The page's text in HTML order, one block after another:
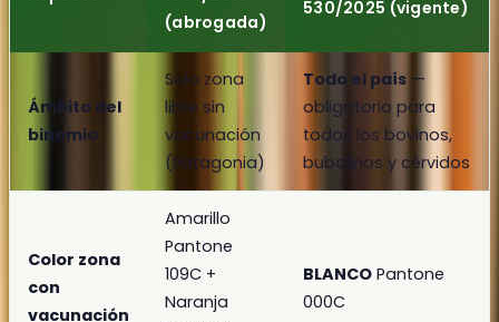
(abrogada)
530/2025 (vigente)
Ámbito del
binomio
Solo zona
libre sin
vacunación
(Patagonia)
Todo el país —
obligatorio para
todos los bovinos,
bubalinos y cérvidos
Color zona
con
vacunación
Amarillo
Pantone
109C +
Naranja
BLANCO Pantone
000C